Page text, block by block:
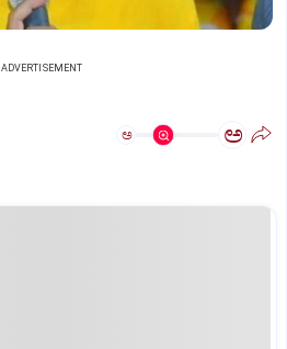
ADVERTISEMENT
ಅ ಅ